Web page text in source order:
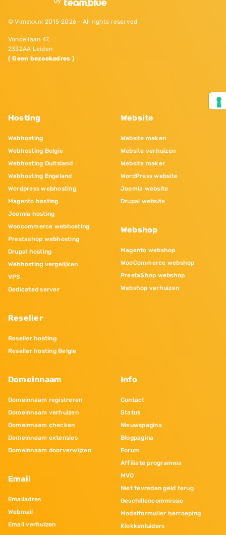
© Vimexx.nl 2015‐2026 - All rights reserved
Vondellaan 47,
2332AA Leiden
( Geen bezoekadres )
Hosting
Webhosting
Webhosting Belgie
Webhosting Duitsland
Webhosting Engeland
Wordpress webhosting
Magento hosting
Joomla hosting
Woocommerce webhosting
Prestashop webhosting
Drupal hosting
Webhosting vergelijken
VPS
Dedicated server
Reseller
Reseller hosting
Reseller hosting Belgie
Website
Website maken
Website verhuizen
Website maker
WordPress website
Joomla website
Drupal website
Webshop
Magento webshop
WooCommerce webshop
PrestaShop webshop
Webshop verhuizen
Domeinnaam
Domeinnaam registreren
Domeinnaam verhuizen
Domeinnaam checken
Domeinnaam extensies
Domeinnaam doorverwijzen
Email
Emailadres
Webmail
Email verhuizen
Info
Contact
Status
Nieuwspagina
Blogpagina
Forum
Affiliate programma
MVO
Niet tevreden geld terug
Geschillencommissie
Modelformulier herroeping
Klokkenluiders